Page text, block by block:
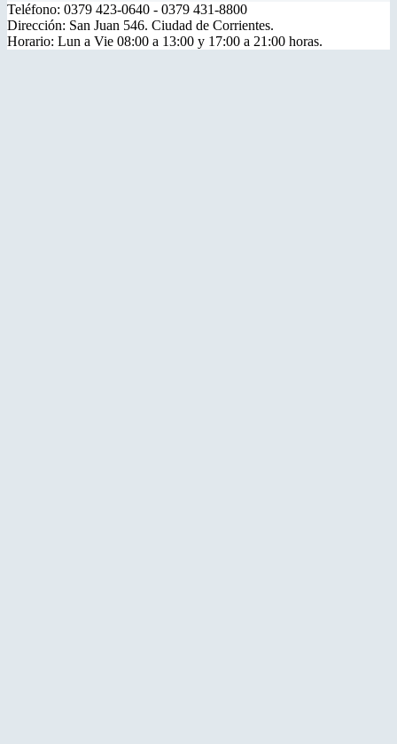
Teléfono: 0379 423-0640 - 0379 431-8800
Dirección: San Juan 546. Ciudad de Corrientes.
Horario: Lun a Vie 08:00 a 13:00 y 17:00 a 21:00 horas.